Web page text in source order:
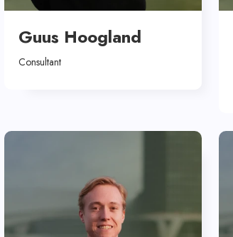
Guus Hoogland
Consultant